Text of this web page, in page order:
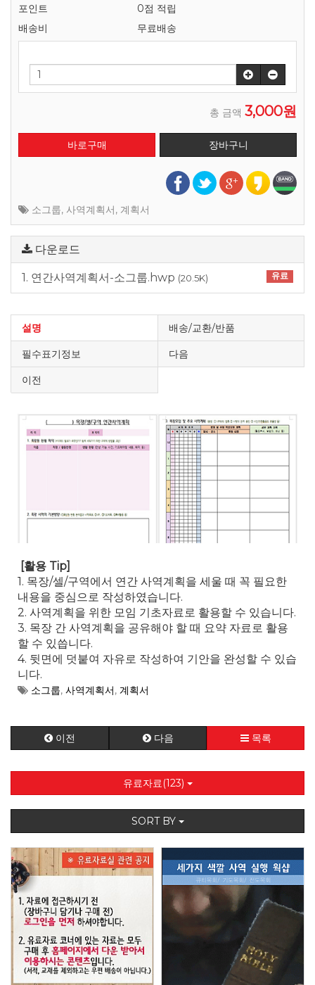
포인트
0점 적립
배송비
무료배송
총 금액 3,000원
소그룹, 사역계획서, 계획서
다운로드
1. 연간사역계획서-소그룹.hwp (20.5K) 유료
설명 배송/교환/반품
필수표기정보 다음
이전
[활용 Tip]
1. 목장/셀/구역에서 연간 사역계획을 세울 때 꼭 필요한
내용을 중심으로 작성하였습니다.
2. 사역계획을 위한 모임 기초자료로 활용할 수 있습니다.
3. 목장 간 사역계획을 공유해야 할 때 요약 자료로 활용
할 수 있씁니다.
4. 뒷면에 덧붙여 자유로 작성하여 기안을 완성할 수 있습
니다.
소그룹, 사역계획서, 계획서
이전 다음 목록
유료자료(123)
SORT BY